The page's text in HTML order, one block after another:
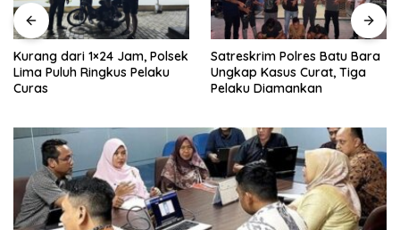
Jam, Polsek
Pelaku
Satreskrim Polres Batu Bara
Ungkap Kasus Curat, Tiga
Pelaku Diamankan
Rumah
TMMD Ke-
0208/
Segera